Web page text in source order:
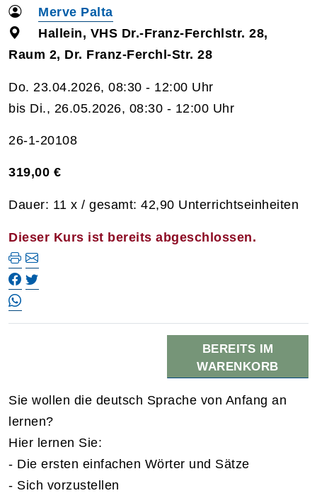
Merve Palta
Hallein, VHS Dr.-Franz-Ferchlstr. 28,
Raum 2, Dr. Franz-Ferchl-Str. 28
Do. 23.04.2026, 08:30 - 12:00 Uhr
bis Di., 26.05.2026, 08:30 - 12:00 Uhr
26-1-20108
319,00 €
Dauer: 11 x / gesamt: 42,90 Unterrichtseinheiten
Dieser Kurs ist bereits abgeschlossen.
BEREITS IM
WARENKORB
Sie wollen die deutsch Sprache von Anfang an
lernen?
Hier lernen Sie:
- Die ersten einfachen Wörter und Sätze
- Sich vorzustellen